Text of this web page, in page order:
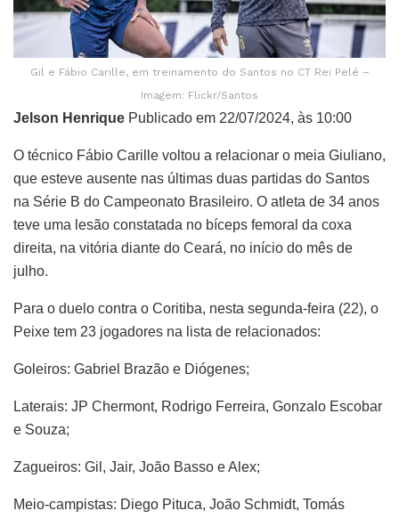
Gil e Fábio Carille, em treinamento do Santos no CT Rei Pelé –
Imagem: Flickr/Santos
Jelson Henrique Publicado em 22/07/2024, às 10:00
O técnico Fábio Carille voltou a relacionar o meia Giuliano,
que esteve ausente nas últimas duas partidas do Santos
na Série B do Campeonato Brasileiro. O atleta de 34 anos
teve uma lesão constatada no bíceps femoral da coxa
direita, na vitória diante do Ceará, no início do mês de
julho.
Para o duelo contra o Coritiba, nesta segunda-feira (22), o
Peixe tem 23 jogadores na lista de relacionados:
Goleiros: Gabriel Brazão e Diógenes;
Laterais: JP Chermont, Rodrigo Ferreira, Gonzalo Escobar
e Souza;
Zagueiros: Gil, Jair, João Basso e Alex;
Meio-campistas: Diego Pituca, João Schmidt, Tomás